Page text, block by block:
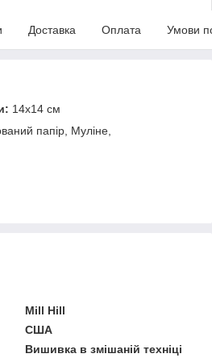
Доставка Оплата Умови
14х14 см
папір, Муліне,
Mill Hill
США
Вишивка в змішаній техніці